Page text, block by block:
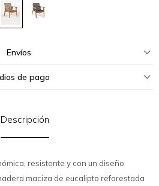
Envíos
de pago
Descripción
resistente y con un diseño
maciza de eucalipto reforestada